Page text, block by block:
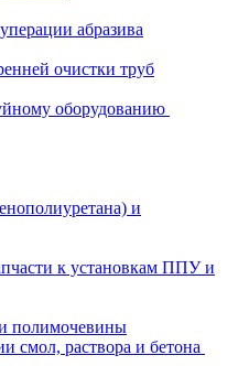
абразива
очистки труб
оборудованию
и
к установкам ППУ и
полимочевины
смол, раствора и бетона